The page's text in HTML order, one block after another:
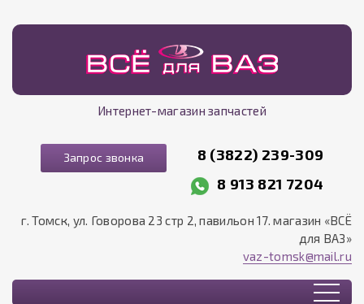
Интернет-магазин запчастей
Запрос звонка
8 (3822) 239-309
8 913 821 7204
г. Томск, ул. Говорова 23 стр 2, павильон 17. магазин «ВСЁ
для ВАЗ»
vaz-tomsk@mail.ru